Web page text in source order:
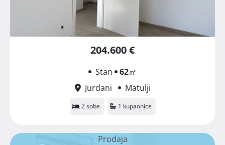
204.600 €
Stan 62㎡
Jurdani
Matulji
2 sobe 1 kupaonice
Prodaja